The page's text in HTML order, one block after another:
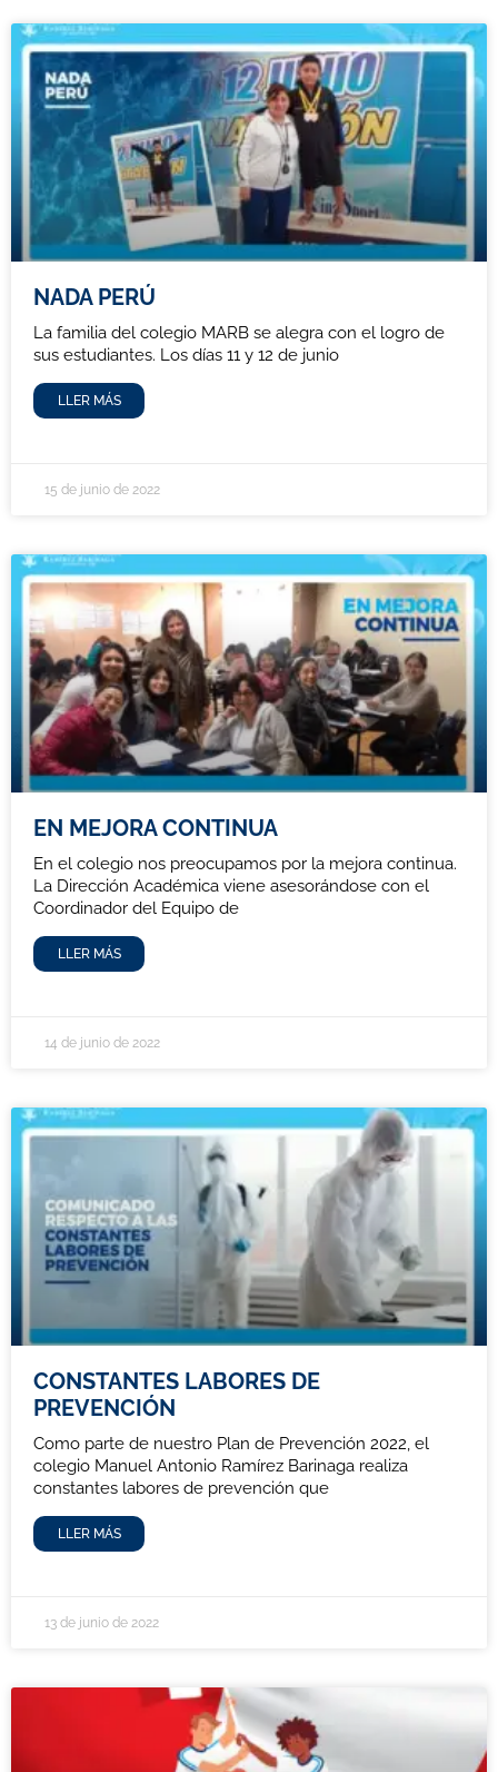
NADA PERÚ
La familia del colegio MARB se alegra con el logro de
sus estudiantes. Los días 11 y 12 de junio
LLER MÁS
15 de junio de 2022
EN MEJORA CONTINUA
En el colegio nos preocupamos por la mejora continua.
La Dirección Académica viene asesorándose con el
Coordinador del Equipo de
LLER MÁS
14 de junio de 2022
CONSTANTES LABORES DE
PREVENCIÓN
Como parte de nuestro Plan de Prevención 2022, el
colegio Manuel Antonio Ramírez Barinaga realiza
constantes labores de prevención que
LLER MÁS
13 de junio de 2022